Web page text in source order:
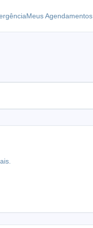
Meus Agendamentos